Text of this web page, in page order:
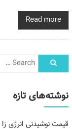
Read more
نوشته‌های تازه
قیمت نوشیدنی انرژی زا